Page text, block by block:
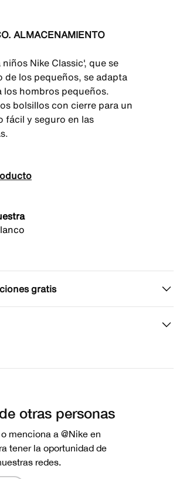
ALMACENAMIENTO
Nike Classic', que se
de los pequeños, se adapta
los hombros pequeños.
bolsillos con cierre para un
fácil y seguro en las
gratis